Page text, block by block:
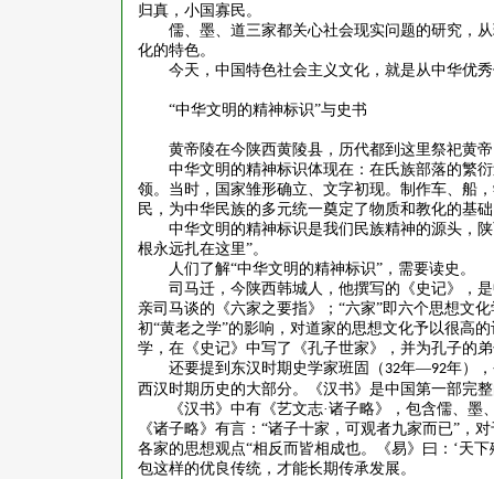
归真，小国寡民。
儒、墨、道三家都关心社会现实问题的研究，
化的特色。
今天，中国特色社会主义文化，就是从中华优
“中华文明的精神标识”与史书
黄帝陵在今陕西黄陵县，历代都到这里祭祀黄
中华文明的精神标识体现在：在氏族部落的繁
领。当时，国家雏形确立、文字初现。制作车、船
民，为中华民族的多元统一奠定了物质和教化的基
中华文明的精神标识是我们民族精神的源头，
根永远扎在这里”。
人们了解“中华文明的精神标识”，需要读史。
司马迁，今陕西韩城人，他撰写的《史记》，
亲司马谈的《六家之要指》；“六家”即六个思想文
初“黄老之学”的影响，对道家的思想文化予以很高
学，在《史记》中写了《孔子世家》，并为孔子的
还要提到东汉时期史学家班固（ 32年—92年）
西汉时期历史的大部分。《汉书》是中国第一部完
《汉书》中有《艺文志·诸子略》，包含儒、墨
《诸子略》有言：“诸子十家，可观者九家而已”，
各家的思想观点“相反而皆相成也。《易》曰：‘天
包这样的优良传统，才能长期传承发展。